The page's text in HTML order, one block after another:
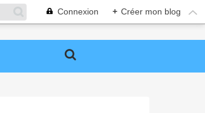
Connexion + Créer mon blog